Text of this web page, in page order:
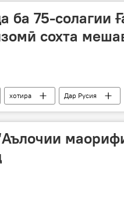
ба 75-солагии
сохта
хотира Дар Русия